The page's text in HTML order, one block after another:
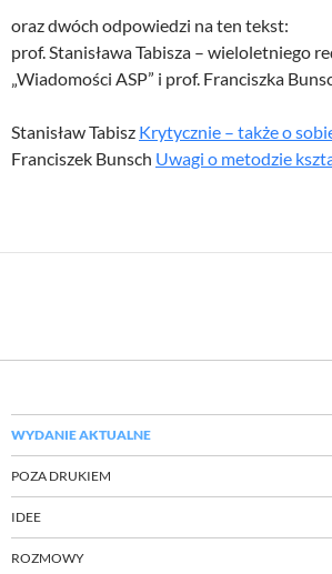
oraz dwóch odpowiedzi na ten tekst:
prof. Stanisława Tabisza – wieloletniego
„Wiadomości ASP” i prof. Franciszka
Stanisław Tabisz Krytycznie – także o
Franciszek Bunsch Uwagi o metodzie
WYDANIE AKTUALNE
POZA DRUKIEM
IDEE
ROZMOWY